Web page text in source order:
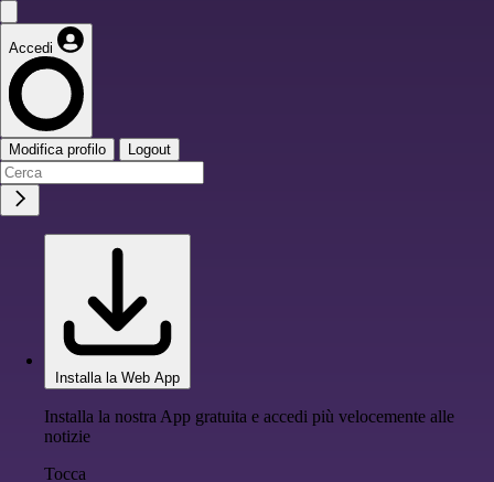
Accedi
Modifica profilo Logout
Installa la Web App
Installa la nostra App gratuita e accedi più velocemente alle
notizie
Tocca